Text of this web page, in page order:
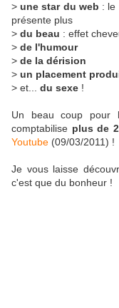
>une star du web : le
présente plus
> du beau : effet
> de l'humour
> de la dérision
> un placement
> et... du sexe !
Un beau coup pour
comptabilise plus de
Youtube (09/03/2011) !
Je vous laisse
c'est que du bonheur !